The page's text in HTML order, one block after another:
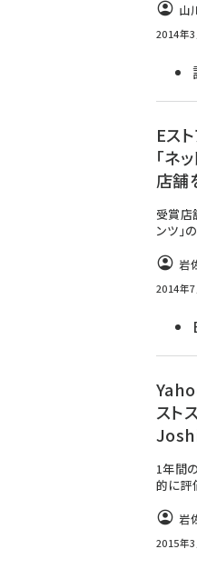
山
2014年
Eス
「ネ
店舗
受賞店
ンツ」
岩
2014年
スト
1年間
的に評
岩
2015年